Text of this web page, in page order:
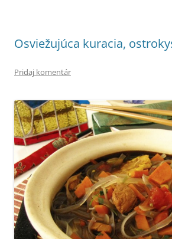
Osviežujúca kuracia,
Pridaj komentár